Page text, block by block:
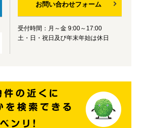
お問い合わせフォーム
受付時間：月～金 9:00～17:00
土・日・祝日及び年末年始は休日